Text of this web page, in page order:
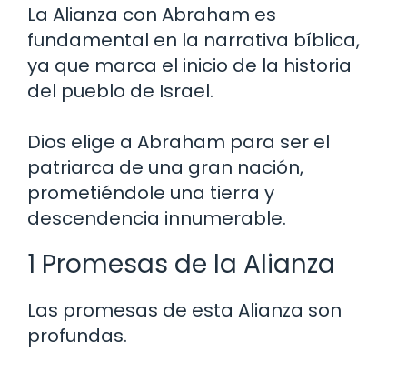
La Alianza con Abraham es
fundamental en la narrativa bíblica,
ya que marca el inicio de la historia
del pueblo de Israel.
Dios elige a Abraham para ser el
patriarca de una gran nación,
prometiéndole una tierra y
descendencia innumerable.
1 Promesas de la Alianza
Las promesas de esta Alianza son
profundas.